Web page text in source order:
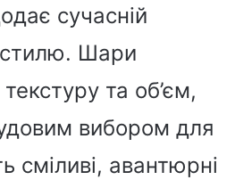
сучасній
стилю. Шари
та об’єм,
вибором для
сміливі, авантюрні